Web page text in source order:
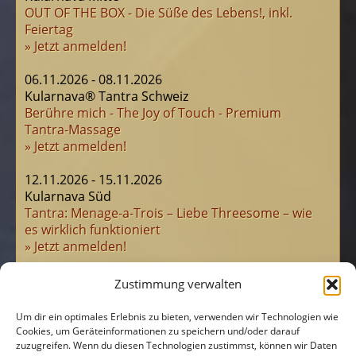
Zustimmung verwalten
Um dir ein optimales Erlebnis zu bieten, verwenden wir Technologien wie
Cookies, um Geräteinformationen zu speichern und/oder darauf
zuzugreifen. Wenn du diesen Technologien zustimmst, können wir Daten
OUT OF THE BOX - Die Süße des Lebens!, inkl.
Feiertag
» Jetzt anmelden!
06.11.2026 - 08.11.2026
Kularnava® Tantra Schweiz
Berühre mich - The Joy of Touch - Premium
Tantra-Massage
» Jetzt anmelden!
12.11.2026 - 15.11.2026
Kularnava Süd
Tantra: Menage-a-Trois – Liebe Threesome – wie
es wirklich funktioniert
» Jetzt anmelden!
JA! Powerday Hamburg: Meet & Beat
» Jetzt anmelden!